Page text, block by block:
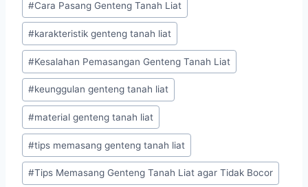
#Cara Pasang Genteng Tanah Liat
#karakteristik genteng tanah liat
#Kesalahan Pemasangan Genteng Tanah Liat
#keunggulan genteng tanah liat
#material genteng tanah liat
#tips memasang genteng tanah liat
#Tips Memasang Genteng Tanah Liat agar Tidak Bocor